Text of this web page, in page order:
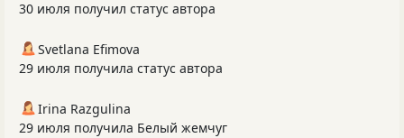
30 июля получил статус автора
Svetlana Efimova
29 июля получила статус автора
Irina Razgulina
29 июля получила Белый жемчуг